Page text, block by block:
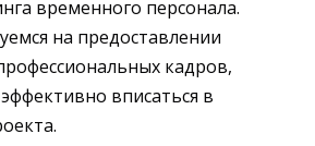
временного персонала.
на предоставлении
кадров,
вписаться в